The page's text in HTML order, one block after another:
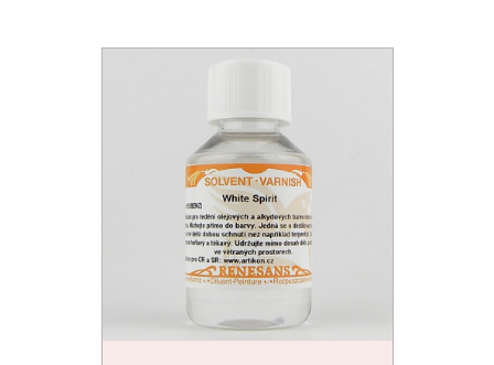
Glazury
Řezbářská dláta
Rydla
Umton
Olej